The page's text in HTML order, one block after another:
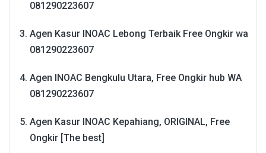
081290223607
Agen Kasur INOAC Lebong Terbaik Free Ongkir wa
081290223607
Agen INOAC Bengkulu Utara, Free Ongkir hub WA
081290223607
Agen Kasur INOAC Kepahiang, ORIGINAL, Free
Ongkir [The best]